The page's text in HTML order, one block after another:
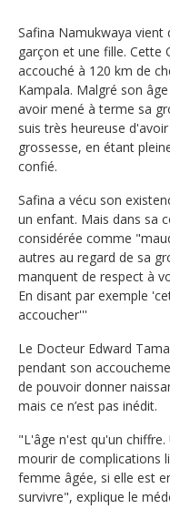
Safina Namukwaya vient
garçon et une fille. Cette
accouché à 120 km de
Kampala. Malgré son
avoir mené à terme sa
suis très heureuse
grossesse, en étant
confié.
Safina a vécu son
un enfant. Mais dans sa
considérée comme
autres au regard de sa
manquent de respect à
En disant par exemple
accoucher'''
Le Docteur Edward
pendant son
de pouvoir donner
mais ce n’est pas inédit.
"L'âge n'est qu'un
mourir de complications
femme âgée, si elle est
survivre", explique le